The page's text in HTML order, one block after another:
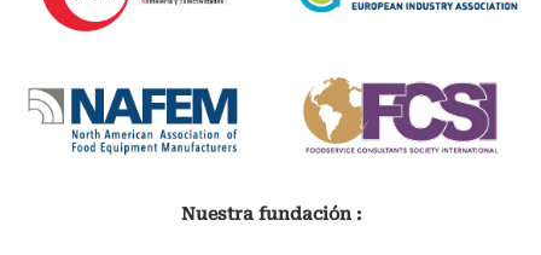
Nuestra fundación :